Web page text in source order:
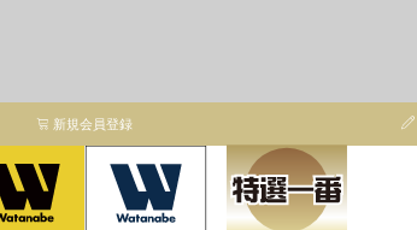
新規会員登録